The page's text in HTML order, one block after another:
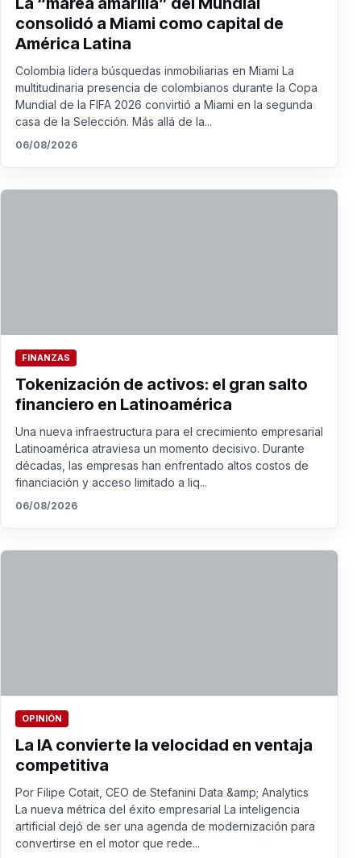
consolidó a Miami como capital de
América Latina
Colombia lidera búsquedas inmobiliarias en Miami La
multitudinaria presencia de colombianos durante la Copa
Mundial de la FIFA 2026 convirtió a Miami en la segunda
casa de la Selección. Más allá de la...
06/08/2026
FINANZAS
Tokenización de activos: el gran salto
financiero en Latinoamérica
Una nueva infraestructura para el crecimiento empresarial
Latinoamérica atraviesa un momento decisivo. Durante
décadas, las empresas han enfrentado altos costos de
financiación y acceso limitado a liq...
06/08/2026
OPINIÓN
La IA convierte la velocidad en ventaja
competitiva
Por Filipe Cotait, CEO de Stefanini Data &amp; Analytics
La nueva métrica del éxito empresarial La inteligencia
artificial dejó de ser una agenda de modernización para
convertirse en el motor que rede...